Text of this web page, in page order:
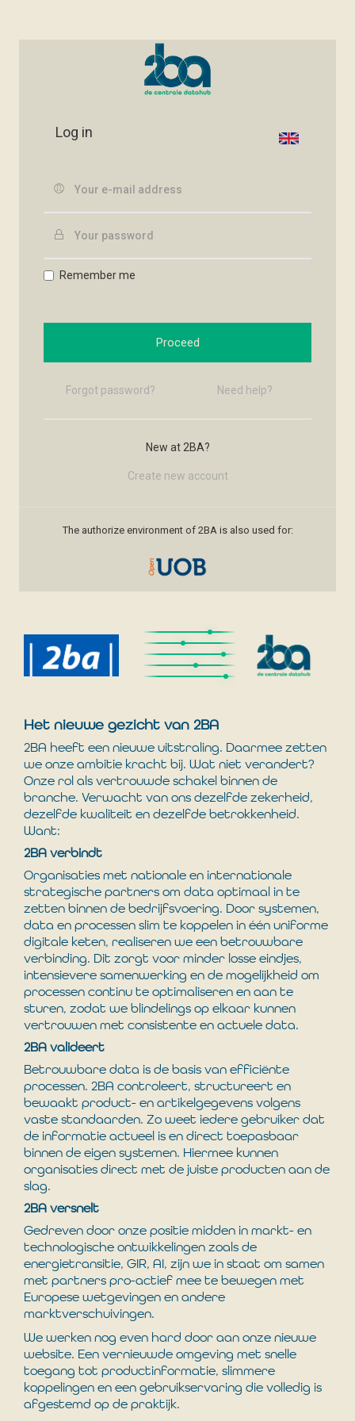
Log in
Remember me
Proceed
Forgot password? Need help?
New at 2BA?
Create new account
The authorize environment of 2BA is also used for:
Het nieuwe gezicht van 2BA
2BA heeft een nieuwe uitstraling. Daarmee zetten
we onze ambitie kracht bij. Wat niet verandert?
Onze rol als vertrouwde schakel binnen de
branche. Verwacht van ons dezelfde zekerheid,
dezelfde kwaliteit en dezelfde betrokkenheid.
Want:
2BA verbindt
Organisaties met nationale en internationale
strategische partners om data optimaal in te
zetten binnen de bedrijfsvoering. Door systemen,
data en processen slim te koppelen in één uniforme
digitale keten, realiseren we een betrouwbare
verbinding. Dit zorgt voor minder losse eindjes,
intensievere samenwerking en de mogelijkheid om
processen continu te optimaliseren en aan te
sturen, zodat we blindelings op elkaar kunnen
vertrouwen met consistente en actuele data.
2BA valideert
Betrouwbare data is de basis van efficiënte
processen. 2BA controleert, structureert en
bewaakt product- en artikelgegevens volgens
vaste standaarden. Zo weet iedere gebruiker dat
de informatie actueel is en direct toepasbaar
binnen de eigen systemen. Hiermee kunnen
organisaties direct met de juiste producten aan de
slag.
2BA versnelt
Gedreven door onze positie midden in markt- en
technologische ontwikkelingen zoals de
energietransitie, GIR, AI, zijn we in staat om samen
met partners pro-actief mee te bewegen met
Europese wetgevingen en andere
marktverschuivingen.
We werken nog even hard door aan onze nieuwe
website. Een vernieuwde omgeving met snelle
toegang tot productinformatie, slimmere
koppelingen en een gebruikservaring die volledig is
afgestemd op de praktijk.